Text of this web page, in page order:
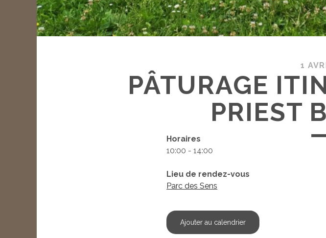
1
PÂTURAGE
PRIEST
Horaires
10:00 - 14:00
Lieu de rendez-vous
Parc des Sens
Ajouter au calendrier